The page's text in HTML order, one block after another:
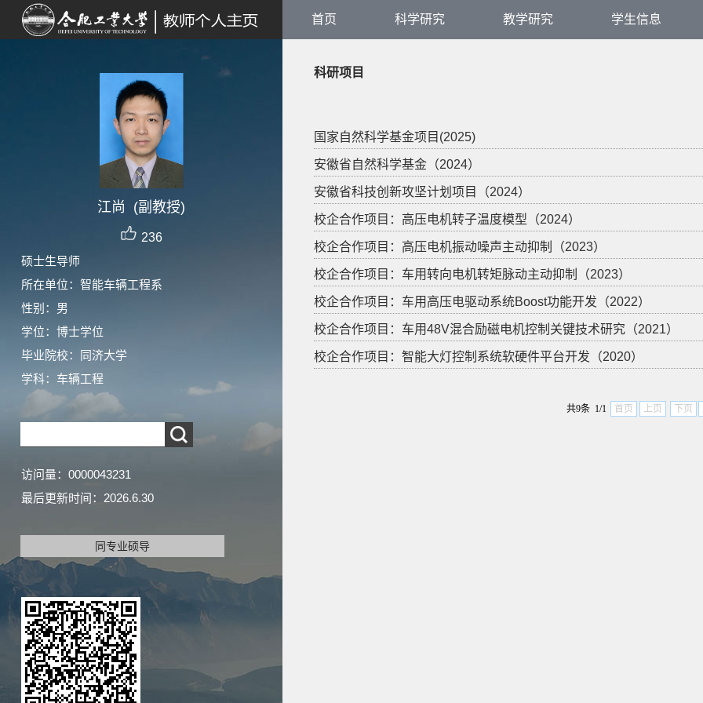
江尚 (副教授)
236
硕士生导师
所在单位：智能车辆工程系
性别：男
学位：博士学位
毕业院校：同济大学
学科：车辆工程
访问量： 0000043231
最后更新时间： 2026.6.30
同专业硕导
首页 科学研究 教学研究 学生信息
科研项目
国家自然科学基金项目(2025)
安徽省自然科学基金（2024）
安徽省科技创新攻坚计划项目（2024）
校企合作项目：高压电机转子温度模型（2024）
校企合作项目：高压电机振动噪声主动抑制（2023）
校企合作项目：车用转向电机转矩脉动主动抑制（2023）
校企合作项目：车用高压电驱动系统Boost功能开发（2022）
校企合作项目：车用48V混合励磁电机控制关键技术研究（2021）
校企合作项目：智能大灯控制系统软硬件平台开发（2020）
共9条 1/1 首页 上页 下页